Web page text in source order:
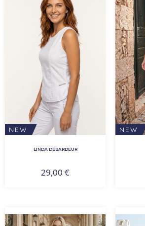
NEW
LINDA DÉBARDEUR
29,00 €
NEW